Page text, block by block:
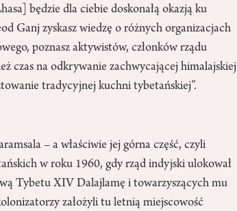
będzie dla ciebie doskonałą okazją ku
Ganj zyskasz wiedzę o różnych organizacjach
poznasz aktywistów, członków rządu
czas na odkrywanie zachwycającej himalajskiej
tradycyjnej kuchni tybetańskiej”.
– a właściwie jej górna część, czyli
w roku 1960, gdy rząd indyjski ulokował
Tybetu XIV Dalajlamę i towarzyszących mu
założyli tu letnią miejscowość